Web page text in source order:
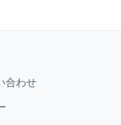
合わせ